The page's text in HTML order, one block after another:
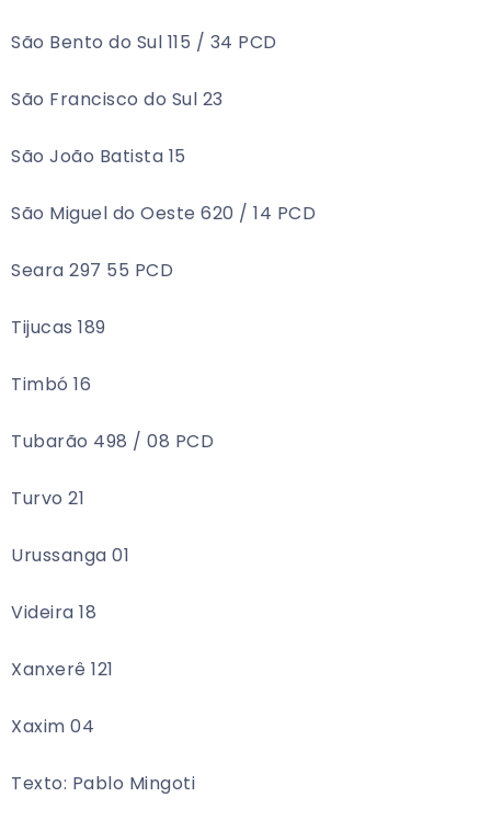
São Bento do Sul 115 / 34 PCD
São Francisco do Sul 23
São João Batista 15
São Miguel do Oeste 620 / 14 PCD
Seara 297 55 PCD
Tijucas 189
Timbó 16
Tubarão 498 / 08 PCD
Turvo 21
Urussanga 01
Videira 18
Xanxerê 121
Xaxim 04
Texto: Pablo Mingoti